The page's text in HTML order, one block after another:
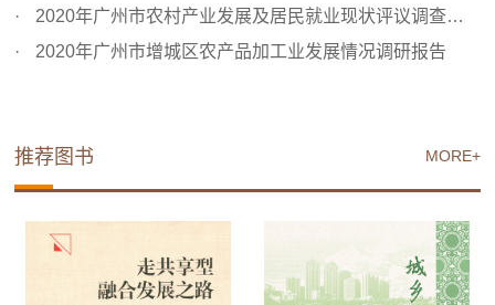
2020年广州市农村产业发展及居民就业现状评议调查报告
2020年广州市增城区农产品加工业发展情况调研报告
MORE+
推荐图书